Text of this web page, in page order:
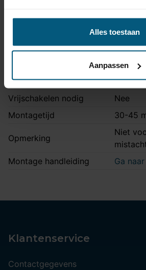
Alles toestaan
Aanpassen
Ja
aanwezig
Als extra
Vrijschakelen nodig
Nee
Montagetijd
30-45
Opmerking
Niet
Montage handleiding
Ga
Klantenservice
Contactgegevens